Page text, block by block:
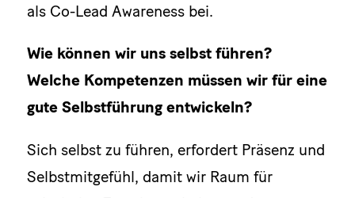
als Co-Lead Awareness bei.
Wie können wir uns selbst führen?
Welche Kompetenzen müssen wir für eine
gute Selbstführung entwickeln?
Sich selbst zu führen, erfordert Präsenz und
Selbstmitgefühl, damit wir Raum für